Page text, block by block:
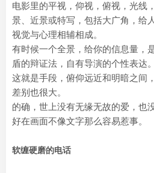
电影里的平视，仰视，俯视，光线
景、近景或特写，包括大广角，给
视觉与心理相辅相成。
有时候一个全景，给你的信息量，
盾的辩证法，自有导演的个性表达。
这就是手段，俯仰远近和明暗之间
差别也很大。
的确，世上没有无缘无故的爱，也
好在画面不像文字那么容易惹事。
软缠硬磨的电话